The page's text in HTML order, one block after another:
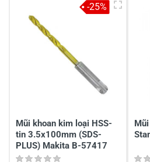
Mũi khoan kim loại HSS-
tin 3.5x100mm (SDS-
PLUS) Makita B-57417
-25%